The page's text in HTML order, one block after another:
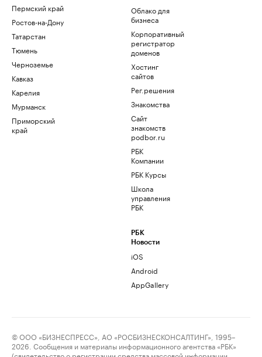
Пермский край
Ростов-на-Дону
Татарстан
Тюмень
Черноземье
Кавказ
Карелия
Мурманск
Приморский
край
Облако для
бизнеса
Корпоративный
регистратор
доменов
Хостинг
сайтов
Рег.решения
Знакомства
Сайт
знакомств
podbor.ru
РБК
Компании
РБК Курсы
Школа
управления
РБК
РБК
Новости
iOS
Android
AppGallery
© ООО «БИЗНЕСПРЕСС», АО «РОСБИЗНЕСКОНСАЛТИНГ», 1995–
2026. Сообщения и материалы информационного агентства «РБК»